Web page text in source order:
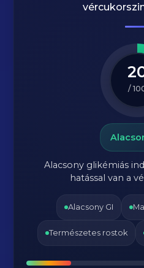
/
Alacsony glikémiás
hatással van a
Alacsony GI
Természetes rostok